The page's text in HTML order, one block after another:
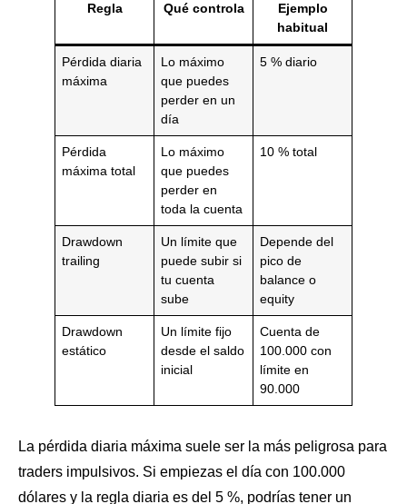
Regla Qué controla
Ejemplo
habitual
Pérdida diaria
máxima
Lo máximo
que puedes
perder en un
día
5 % diario
Pérdida
máxima total
Lo máximo
que puedes
perder en
toda la cuenta
10 % total
Drawdown
trailing
Un límite que
puede subir si
tu cuenta
sube
Depende del
pico de
balance o
equity
Drawdown
estático
Un límite fijo
desde el saldo
inicial
Cuenta de
100.000 con
límite en
90.000
La pérdida diaria máxima suele ser la más peligrosa para
traders impulsivos. Si empiezas el día con 100.000
dólares y la regla diaria es del 5 %, podrías tener un